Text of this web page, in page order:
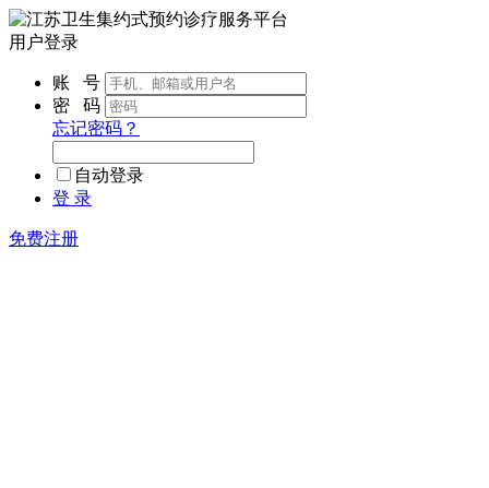
用户登录
账 号
密 码
忘记密码？
自动登录
登 录
免费注册